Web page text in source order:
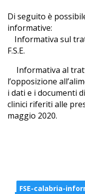
Di seguito è
informative:
sul
F.S.E.
Informativa al
l’opposizione
i dati e i documenti
clinici riferiti alle
maggio 2020.
FSE-calabria-